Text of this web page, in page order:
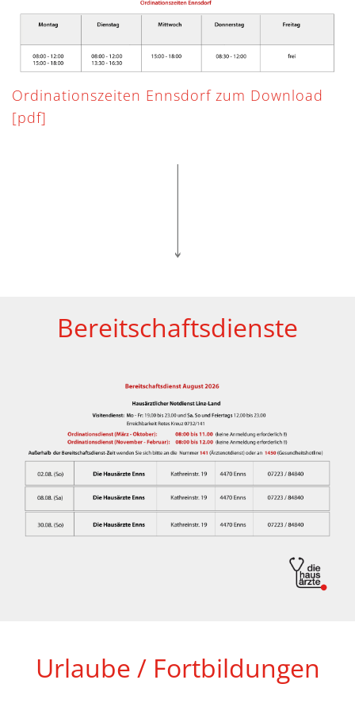
Ordinationszeiten Ennsdorf zum Download
[pdf]
Bereitschaftsdienste
Urlaube / Fortbildungen